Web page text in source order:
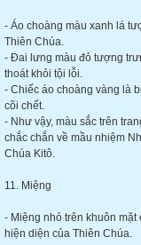
- Áo choàng màu xanh lá
Thiên Chúa.
- Đai lưng màu đỏ tượng
thoát khỏi tội lỗi.
- Chiếc áo choàng vàng là
cõi chết.
- Như vậy, màu sắc trên
chắc chắn về mầu nhiệm
Chúa Kitô.
11. Miệng
- Miệng nhỏ trên khuôn
hiện diện của Thiên Chúa.